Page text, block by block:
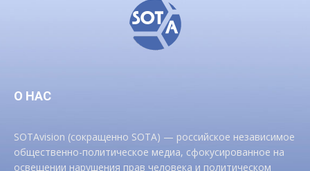
О НАС
SOTAvision (сокращенно SOTA) — российское независимое
общественно-политическое медиа, сфокусированное на
освещении нарушения прав человека и политическом